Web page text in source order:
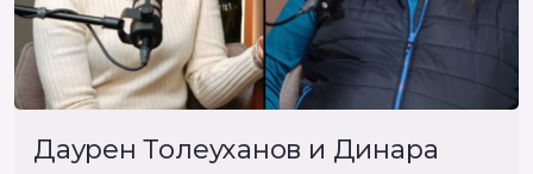
Даурен Толеуханов и Динара